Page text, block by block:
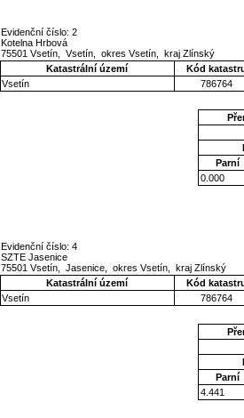
Evidenční číslo: 2
Kotelna Hrbová
75501 Vsetín, Vsetín, okres Vsetín, kraj Zlínský
Katastrální území
Kód
Vsetín
786764
Parní
0.000
Evidenční číslo: 4
SZTE Jasenice
75501 Vsetín, Jasenice, okres Vsetín, kraj Zlínský
Katastrální území
Kód
Vsetín
786764
Parní
4.441